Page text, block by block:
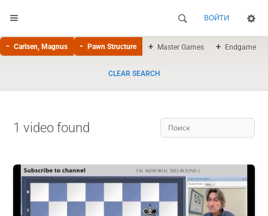
ВОЙТИ
Carlsen, Magnus Pawn Structure Master Games Endgame
CLEAR SEARCH
1 video found